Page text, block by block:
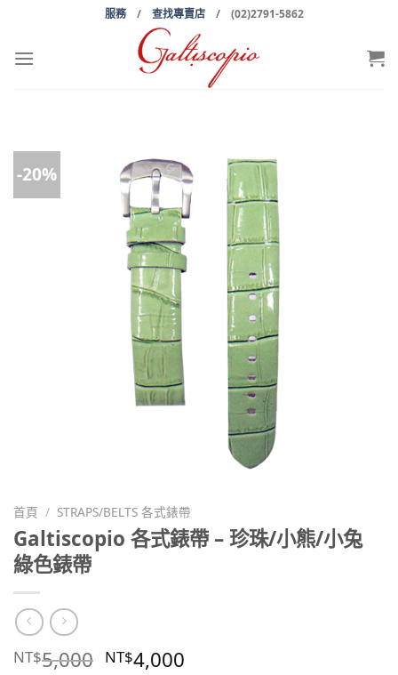
content
服務/ 查找專賣店 / (02)2791-5862
-20%
首頁 / STRAPS/BELTS 各式錶帶
Galtiscopio 各式錶帶 – 珍珠/小熊/小兔
綠色錶帶
NT$5,000 NT$4,000